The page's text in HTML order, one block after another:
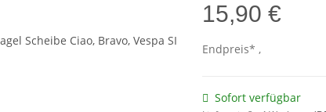
15,90 €
Endpreis* ,
Sofort verfügbar